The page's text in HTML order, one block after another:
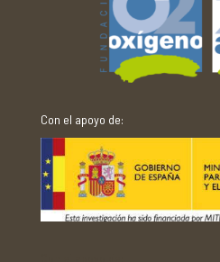
Con el apoyo de: